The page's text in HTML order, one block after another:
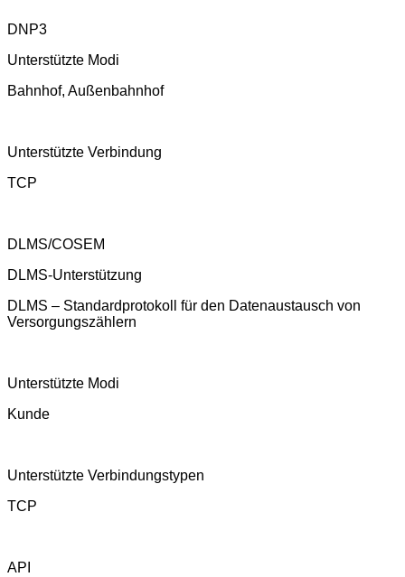
DNP3
Unterstützte Modi
Bahnhof, Außenbahnhof
Unterstützte Verbindung
TCP
DLMS/COSEM
DLMS-Unterstützung
DLMS – Standardprotokoll für den Datenaustausch von
Versorgungszählern
Unterstützte Modi
Kunde
Unterstützte Verbindungstypen
TCP
API